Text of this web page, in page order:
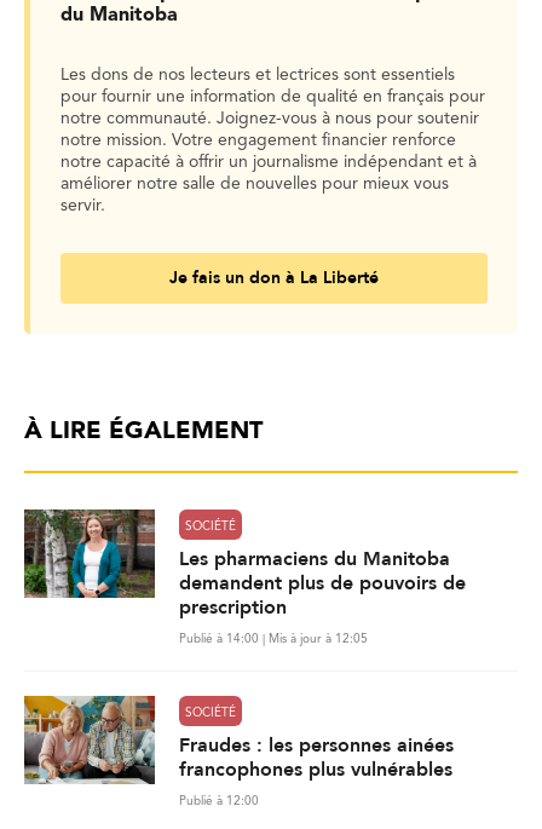
du Manitoba
Les dons de nos lecteurs et lectrices sont essentiels
pour fournir une information de qualité en français pour
notre communauté. Joignez-vous à nous pour soutenir
notre mission. Votre engagement financier renforce
notre capacité à offrir un journalisme indépendant et à
améliorer notre salle de nouvelles pour mieux vous
servir.
Je fais un don à La Liberté
À LIRE ÉGALEMENT
SOCIÉTÉ
Les pharmaciens du Manitoba
demandent plus de pouvoirs de
prescription
Publié à 14:00 | Mis à jour à 12:05
SOCIÉTÉ
Fraudes : les personnes ainées
francophones plus vulnérables
Publié à 12:00